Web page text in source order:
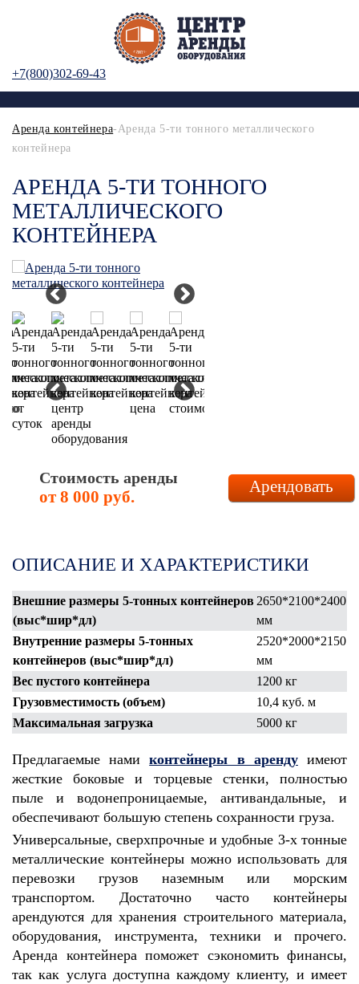
+7(800)302-69-43
Аренда контейнера-Аренда 5-ти тонного металлического
контейнера
АРЕНДА 5-ТИ ТОННОГО
МЕТАЛЛИЧЕСКОГО
КОНТЕЙНЕРА
Стоимость аренды
от 8 000 руб.
Арендовать
ОПИСАНИЕ И ХАРАКТЕРИСТИКИ
Внешние размеры 5-тонных контейнеров
(выс*шир*дл)
2650*2100*2400
мм
Внутренние размеры 5-тонных
контейнеров (выс*шир*дл)
2520*2000*2150
мм
Вес пустого контейнера
1200 кг
Грузовместимость (объем)
10,4 куб. м
Максимальная загрузка
5000 кг
Предлагаемые намиконтейнеры в арендуимеют
жесткие боковые и торцевые стенки, полностью
пыле и водонепроницаемые, антивандальные, и
обеспечивают большую степень сохранности груза.
Универсальные, сверхпрочные и удобные 3-х тонные
металлические контейнеры можно использовать для
перевозки грузов наземным или морским
транспортом. Достаточно часто контейнеры
арендуются для хранения строительного материала,
оборудования, инструмента, техники и прочего.
Аренда контейнера поможет сэкономить финансы,
так как услуга доступна каждому клиенту, и имеет